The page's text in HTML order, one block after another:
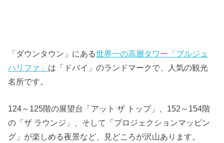
「ダウンタウン」にある世界一の高層タワー「ブルジュ
ハリファ」 は「ドバイ」のランドマークで、人気の観光
名所です。
124～125階の展望台「アット ザ トップ」、152～154階
の「ザ ラウンジ」、そして「プロジェクションマッピン
グ」が楽しめる夜景など、見どころが沢山あります。